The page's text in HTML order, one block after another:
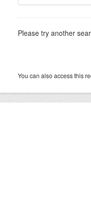
Please try another
You can also access this